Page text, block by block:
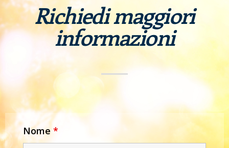
Richiedi maggiori
informazioni
Nome *